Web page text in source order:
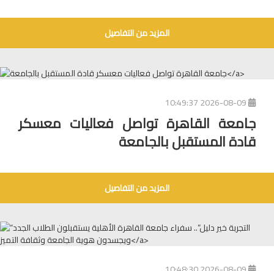
المزيد من التفاصيل
جامعة القاهرة تواصل فعاليات معسكر
قادة المستقبل بالجامعة
المزيد من التفاصيل